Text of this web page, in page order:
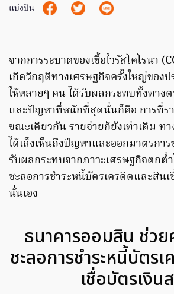
แบ่งปัน
จากการระบาดของเชื้อไวรัสโคโรนา
เกิดวิกฤติทางเศรษฐกิจครั้งใหญ่ของป
ให้หลายๆ คน ได้รับผลกระทบทั้งทาง
และปัญหาที่หนักที่สุดนั่นก็คือ การที่ร
ขณะเดียวกัน รายจ่ายก็ยังเท่าเดิม ทา
ได้เล็งเห็นถึงปัญหาและออกมาตรกา
รับผลกระทบจากภาวะเศรษฐกิจตกต่
ชะลอการชำระหนี้บัตรเครดิตและสินเ
นั่นเอง
ธนาคารออมสิน ช่ว
ชะลอการชำระหนี้บัตร
เชื่อบัตรเงิน